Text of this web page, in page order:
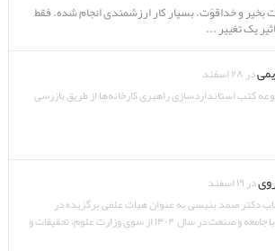
بخیر و خداقوّت. بسیار کار ارزشمندی انجام شده. فقط
یک تغییر ...
در ۲۸ اسفند
کتب استانداردسازی راهبری کارخانه‌ها از طریق بازرسی
در ۱۹ اسفند
دکتر صمد بنیسی به عنوان هیات علمی برگزیده در
همکاری با جامعه و صنعت در سال ۱۴۰۴ از سوی وزارت علوم، تحقیقات و